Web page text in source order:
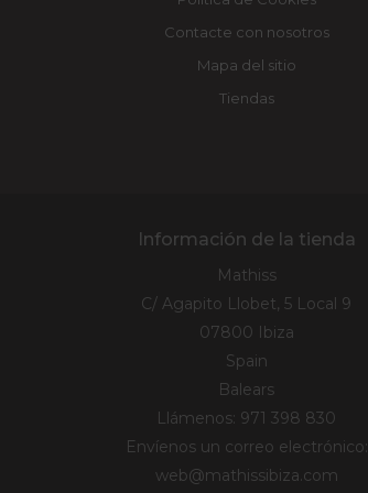
Contacte con nosotros
Mapa del sitio
Tiendas
Información de la tienda
Mathiss
C/ Agapito Llobet, 5 Local 9
07800 Ibiza
Spain
Balears
Llámenos: 971 398 830
Envíenos un correo electrónico:
web@mathissibiza.com